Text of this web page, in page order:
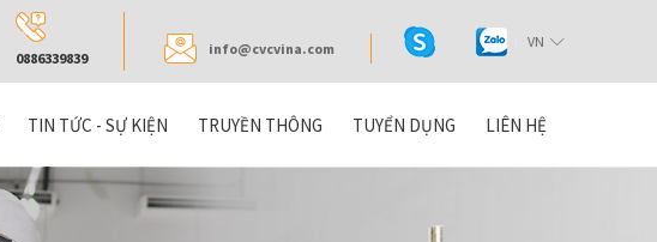
0886339839
info@cvcvina.com VN
TIN TỨC - SỰ KIỆN TRUYỀN THÔNG TUYỂN DỤNG LIÊN HỆ